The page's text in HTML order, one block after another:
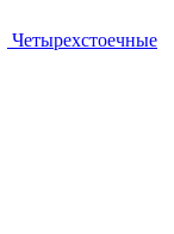
Четырехстоечные